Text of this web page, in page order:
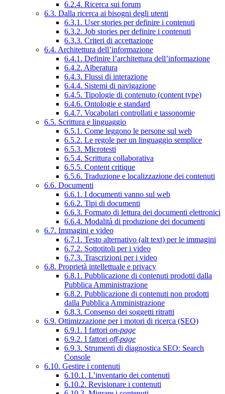
6.2.4. Ricerca sui forum
6.3. Dalla ricerca ai bisogni degli utenti
6.3.1. User stories per definire i contenuti
6.3.2. Job stories per definire i contenuti
6.3.3. Criteri di accettazione
6.4. Architettura dell’informazione
6.4.1. Definire l’architettura dell’informazione
6.4.2. Alberatura
6.4.3. Flussi di interazione
6.4.4. Sistemi di navigazione
6.4.5. Tipologie di contenuto (content type)
6.4.6. Ontologie e standard
6.4.7. Vocabolari controllati e tassonomie
6.5. Scrittura e linguaggio
6.5.1. Come leggono le persone sul web
6.5.2. Le regole per un linguaggio semplice
6.5.3. Microtesti
6.5.4. Scrittura collaborativa
6.5.5. Content critique
6.5.6. Traduzione e localizzazione dei contenuti
6.6. Documenti
6.6.1. I documenti vanno sul web
6.6.2. Tipi di documenti
6.6.3. Formato di lettura dei documenti elettronici
6.6.4. Modalità di produzione dei documenti
6.7. Immagini e video
6.7.1. Testo alternativo (alt text) per le immagini
6.7.2. Sottotitoli per i video
6.7.3. Trascrizioni per i video
6.8. Proprietà intellettuale e privacy
6.8.1. Pubblicazione di contenuti prodotti dalla
Pubblica Amministrazione
6.8.2. Pubblicazione di contenuti non prodotti
dalla Pubblica Amministrazione
6.8.3. Consenso dei soggetti ritratti
6.9. Ottimizzazione per i motori di ricerca (SEO)
6.9.1. I fattori on-page
6.9.2. I fattori off-page
6.9.3. Strumenti di diagnostica SEO: Search
Console
6.10. Gestire i contenuti
6.10.1. L’inventario dei contenuti
6.10.2. Revisionare i contenuti